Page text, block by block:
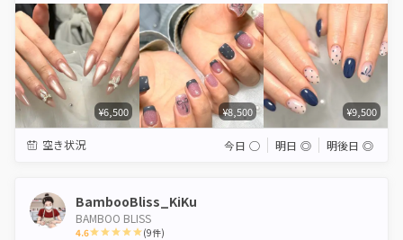
¥6,500 ¥8,500 ¥9,500
空き状況 今日 ◯ 明日 ◎ 明後日 ◎
BambooBliss_KiKu
BAMBOO BLISS
4.6 (9件)